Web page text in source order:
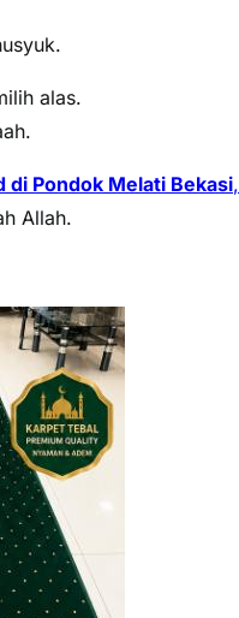
alas.
di Pondok Melati Bekasi,
Allah.